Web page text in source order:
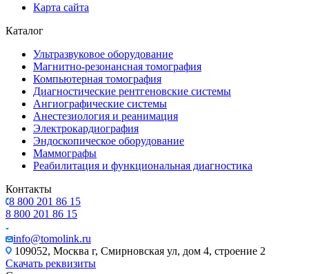
Карта сайта
Каталог
Ультразвуковое оборудование
Магнитно-резонансная томография
Компьютерная томография
Диагностические рентгеновские системы
Ангиографические системы
Анестезиология и реанимация
Электрокардиография
Эндоскопическое оборудование
Маммографы
Реабилитация и функциональная диагностика
Контакты
8 800 201 86 15
8 800 201 86 15
info@tomolink.ru
109052, Москва г, Смирновская ул, дом 4, строение 2
Скачать реквизиты